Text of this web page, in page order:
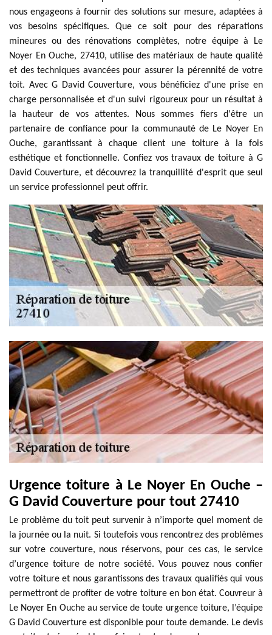
nous engageons à fournir des solutions sur mesure, adaptées à
vos besoins spécifiques. Que ce soit pour des réparations
mineures ou des rénovations complètes, notre équipe à Le
Noyer En Ouche, 27410, utilise des matériaux de haute qualité
et des techniques avancées pour assurer la pérennité de votre
toit. Avec G David Couverture, vous bénéficiez d'une prise en
charge personnalisée et d'un suivi rigoureux pour un résultat à
la hauteur de vos attentes. Nous sommes fiers d'être un
partenaire de confiance pour la communauté de Le Noyer En
Ouche, garantissant à chaque client une toiture à la fois
esthétique et fonctionnelle. Confiez vos travaux de toiture à G
David Couverture, et découvrez la tranquillité d'esprit que seul
un service professionnel peut offrir.
Urgence toiture à Le Noyer En Ouche –
G David Couverture pour tout 27410
Le problème du toit peut survenir à n’importe quel moment de
la journée ou la nuit. Si toutefois vous rencontrez des problèmes
sur votre couverture, nous réservons, pour ces cas, le service
d’urgence toiture de notre société. Vous pouvez nous confier
votre toiture et nous garantissons des travaux qualifiés qui vous
permettront de profiter de votre toiture en bon état. Couvreur à
Le Noyer En Ouche au service de toute urgence toiture, l’équipe
G David Couverture est disponible pour toute demande. Le devis